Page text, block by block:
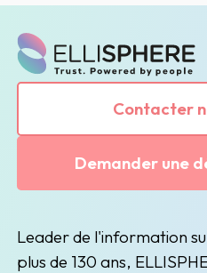
Contacter
Demander une
Leader de l'information
plus de 130 ans,